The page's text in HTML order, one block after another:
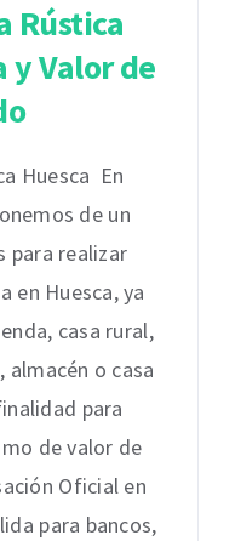
Rústica
y Valor de
Huesca En
de un
para realizar
en Huesca, ya
casa rural,
o casa
para
de valor de
Oficial en
para bancos,